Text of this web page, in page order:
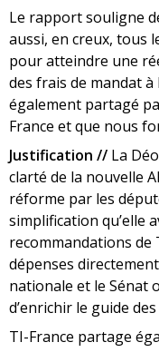
Le rapport souligne
aussi, en creux, tous
pour atteindre une
des frais de mandat
également partagé
France et que nous
Justification // La
clarté de la nouvelle
réforme par les
simplification qu’elle
recommandations de
dépenses
nationale et le Sénat
d’enrichir le guide
TI-France partage